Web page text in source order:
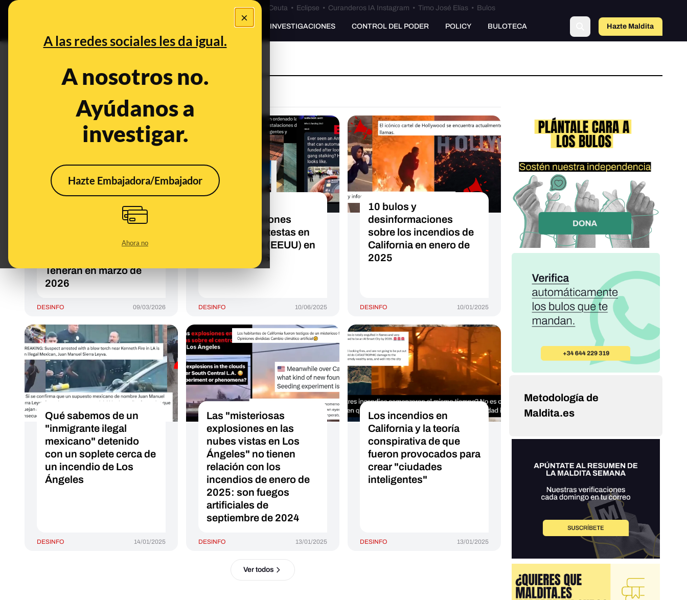
×
A las redes sociales les da igual.
A nosotros no.
Ayúdanos a
investigar.
Hazte Embajadora/Embajador
Ahora no
Especial Ceuta•Bulos Ceuta • Eclipse • Curanderos IA Instagram • Timo José Elías • Bulos
PREBUNKING INVESTIGACIONES CONTROL DEL PODER POLICY BULOTECA Hazte Maldita
Los Ángeles
Es falso que este vídeo
de una calle incendiada
los incendios de Los
Teherán en marzo de
2026
DESINFO 09/03/2026
desinformaciones
sobre las protestas en
Los Ángeles (EEUU) en
junio de 2025
DESINFO 10/06/2025
10 bulos y
desinformaciones
sobre los incendios de
California en enero de
2025
DESINFO 10/01/2025
Qué sabemos de un
"inmigrante ilegal
mexicano" detenido
con un soplete cerca de
un incendio de Los
Ángeles
DESINFO 14/01/2025
Las "misteriosas
explosiones en las
nubes vistas en Los
Ángeles" no tienen
relación con los
incendios de enero de
2025: son fuegos
artificiales de
septiembre de 2024
DESINFO 13/01/2025
Los incendios en
California y la teoría
conspirativa de que
fueron provocados para
crear "ciudades
inteligentes"
DESINFO 13/01/2025
Ver todos
Metodología de
Maldita.es